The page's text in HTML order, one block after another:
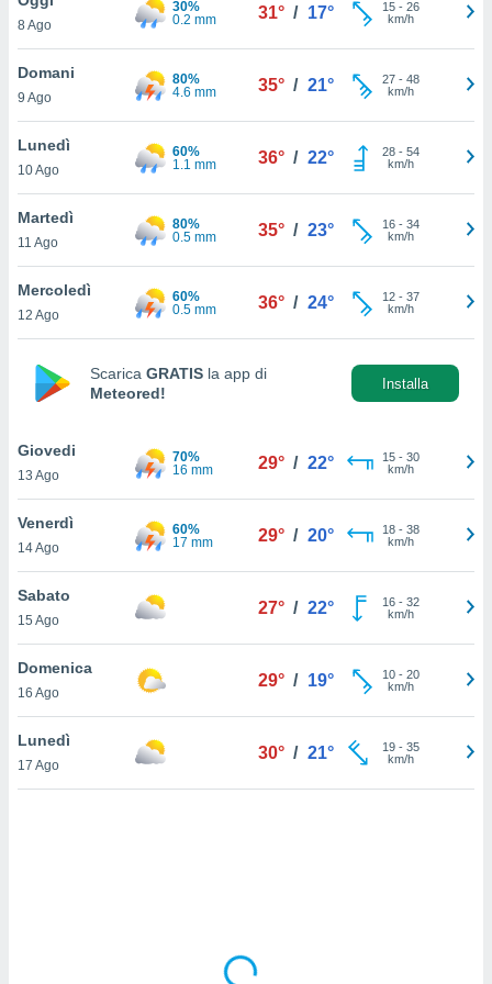
è
al sito
di
ci
di
il
un
la
nella
cookie
il tuo
in
a piè
del
8 Ago
30%
0.2 mm
31° / 17° 15- 26
km/h
Domani
9 Ago
80%
4.6 mm
35° / 21° 27- 48
km/h
Lunedì
10 Ago
60%
1.1 mm
36° / 22° 28- 54
km/h
Martedì
11 Ago
80%
0.5 mm
35° / 23° 16- 34
km/h
Mercoledì
12 Ago
60%
0.5 mm
36° / 24° 12- 37
km/h
Scarica GRATIS la app di
Meteored!
Installa
Giovedi
13 Ago
70%
16 mm
29° / 22° 15- 30
km/h
Venerdì
14 Ago
60%
17 mm
29° / 20° 18- 38
km/h
Sabato
15 Ago
27° / 22° 16- 32
km/h
Domenica
16 Ago
29° / 19° 10- 20
km/h
Lunedì
17 Ago
30° / 21° 19- 35
km/h